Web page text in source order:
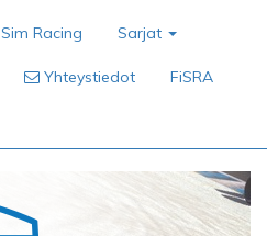
Sim Racing Sarjat
Yhteystiedot FiSRA